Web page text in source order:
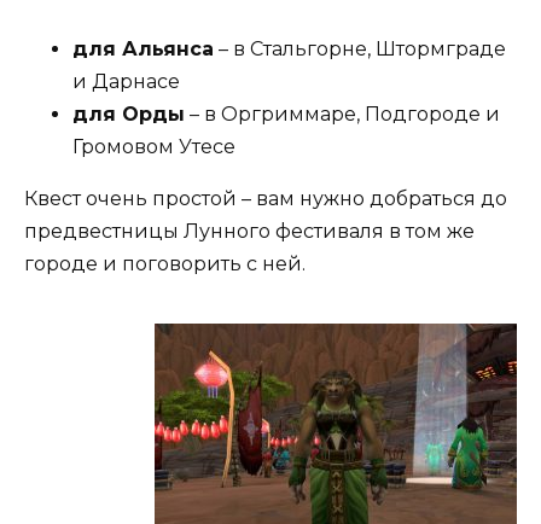
для Альянса – в Стальгорне, Штормграде
и Дарнасе
для Орды – в Оргриммаре, Подгороде и
Громовом Утесе
Квест очень простой – вам нужно добраться до
предвестницы Лунного фестиваля в том же
городе и поговорить с ней.